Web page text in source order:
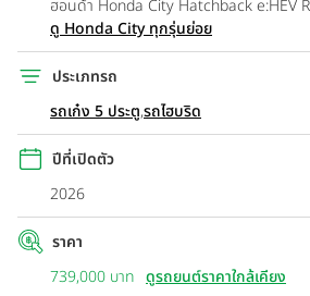
ฮอนด้า Honda City Hatchback e:HEV
ดู Honda City ทุกรุ่นย่อย
ประเภทรถ
รถเก๋ง 5 ประตู,รถไฮบริด
ปีที่เปิดตัว
2026
ราคา
739,000 บาท ดูรถยนต์ราคาใกล้เคียง